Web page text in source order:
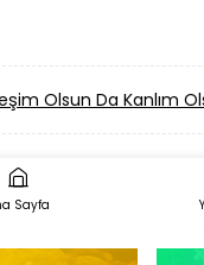
Olsun Da Kanlım
Sayfa